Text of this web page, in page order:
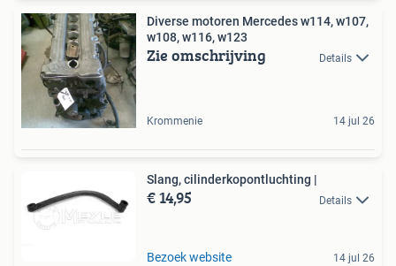
Diverse motoren Mercedes w114, w107,
w108, w116, w123
Zie omschrijving Details
Krommenie 14 jul 26
Slang, cilinderkopontluchting |
€ 14,95 Details
Bezoek website 14 jul 26